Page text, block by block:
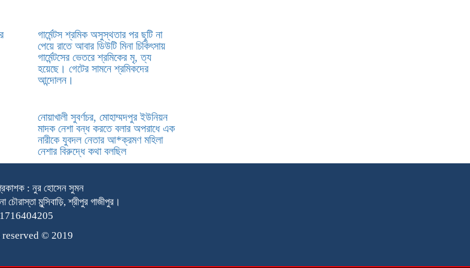
গার্মেন্টস শ্রমিক অসুস্থতার পর ছুটি না
পেয়ে রাতে আবার ডিউটি মিনা চিকিৎসায়
গার্মেন্টসের ভেতরে শ্রমিকের মৃ, ত্য
হয়েছে। গেটের সামনে শ্রমিকদের
আন্দোলন।
নোয়াখালী সুবর্ণচর, মোহাম্মদপুর ইউনিয়ন
মাদক নেশা বন্ধ করতে বলার অপরাধে এক
নারীকে যুবদল নেতার আ*ক্রমণ মহিলা
নেশার বিরুদ্ধে কথা বলছিল
: নুর হোসেন সুমন
চৌরাস্তা মুন্সিবাড়ি, শ্রীপুর গাজীপুর।
© 2019